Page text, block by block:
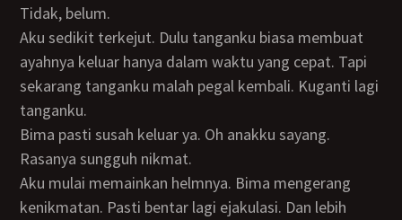
Tidak, belum.
Aku sedikit terkejut. Dulu tanganku biasa membuat
ayahnya keluar hanya dalam waktu yang cepat. Tapi
sekarang tanganku malah pegal kembali. Kuganti lagi
tanganku.
Bima pasti susah keluar ya. Oh anakku sayang.
Rasanya sungguh nikmat.
Aku mulai memainkan helmnya. Bima mengerang
kenikmatan. Pasti bentar lagi ejakulasi. Dan lebih